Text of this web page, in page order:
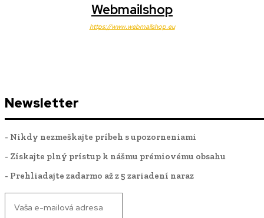
Webmailshop
https://www.webmailshop.eu
Newsletter
- Nikdy nezmeškajte príbeh s upozorneniami
- Získajte plný prístup k nášmu prémiovému obsahu
- Prehliadajte zadarmo až z 5 zariadení naraz